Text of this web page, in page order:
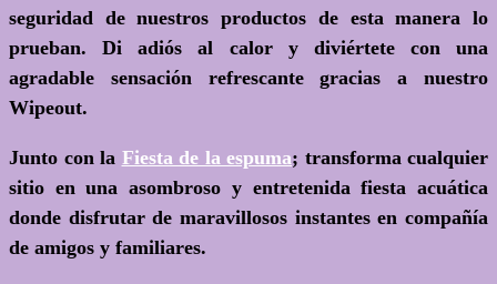
seguridad de nuestros productos de esta manera lo
prueban. Di adiós al calor y diviértete con una
agradable sensación refrescante gracias a nuestro
Wipeout.
Junto con la Fiesta de la espuma; transforma cualquier
sitio en una asombroso y entretenida fiesta acuática
donde disfrutar de maravillosos instantes en compañía
de amigos y familiares.